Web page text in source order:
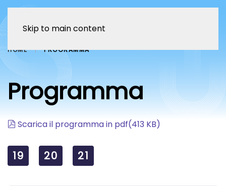
Skip to main content
HOME PROGRAMMA
Programma
pdf
Scarica il programma in pdf(413 KB)
19 20 21